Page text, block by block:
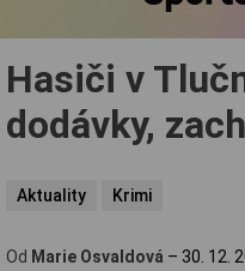
Hasiči v
dodávky,
Aktuality Krimi
Od Marie Osvaldová – 30. 12.